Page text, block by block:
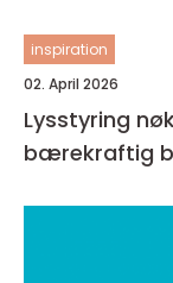
inspiration
02. April 2026
Lysstyring nøkkelen til smartere og mer
bærekraftig